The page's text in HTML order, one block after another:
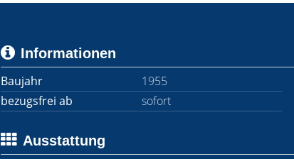
Informationen
Baujahr
1955
bezugsfrei ab
sofort
Ausstattung